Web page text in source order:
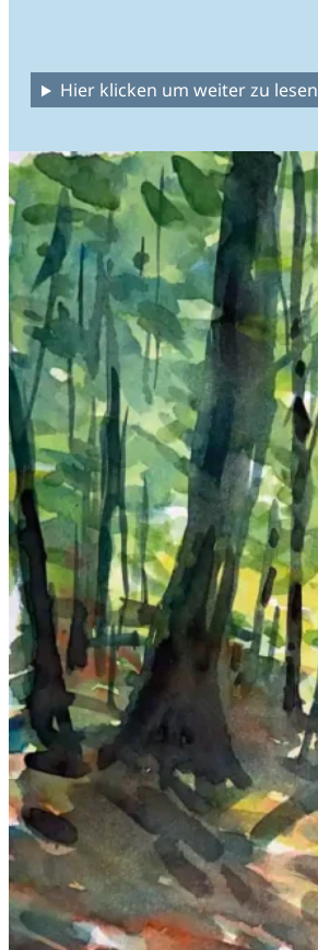
Hier klicken um weiter zu lesen